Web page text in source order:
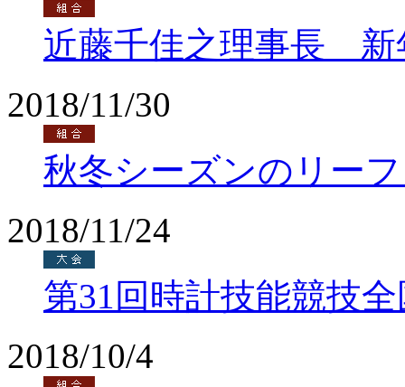
近藤千佳之理事長 新
2018/11/30
秋冬シーズンのリー
2018/11/24
第31回時計技能競技
2018/10/4